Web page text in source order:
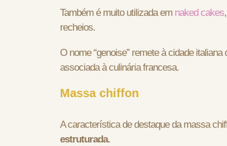
Também é muito utilizada em naked cakes
recheios.
O nome “genoise” remete à cidade
associada à culinária francesa.
Massa chiffon
A característica de destaque da massa
estruturada.